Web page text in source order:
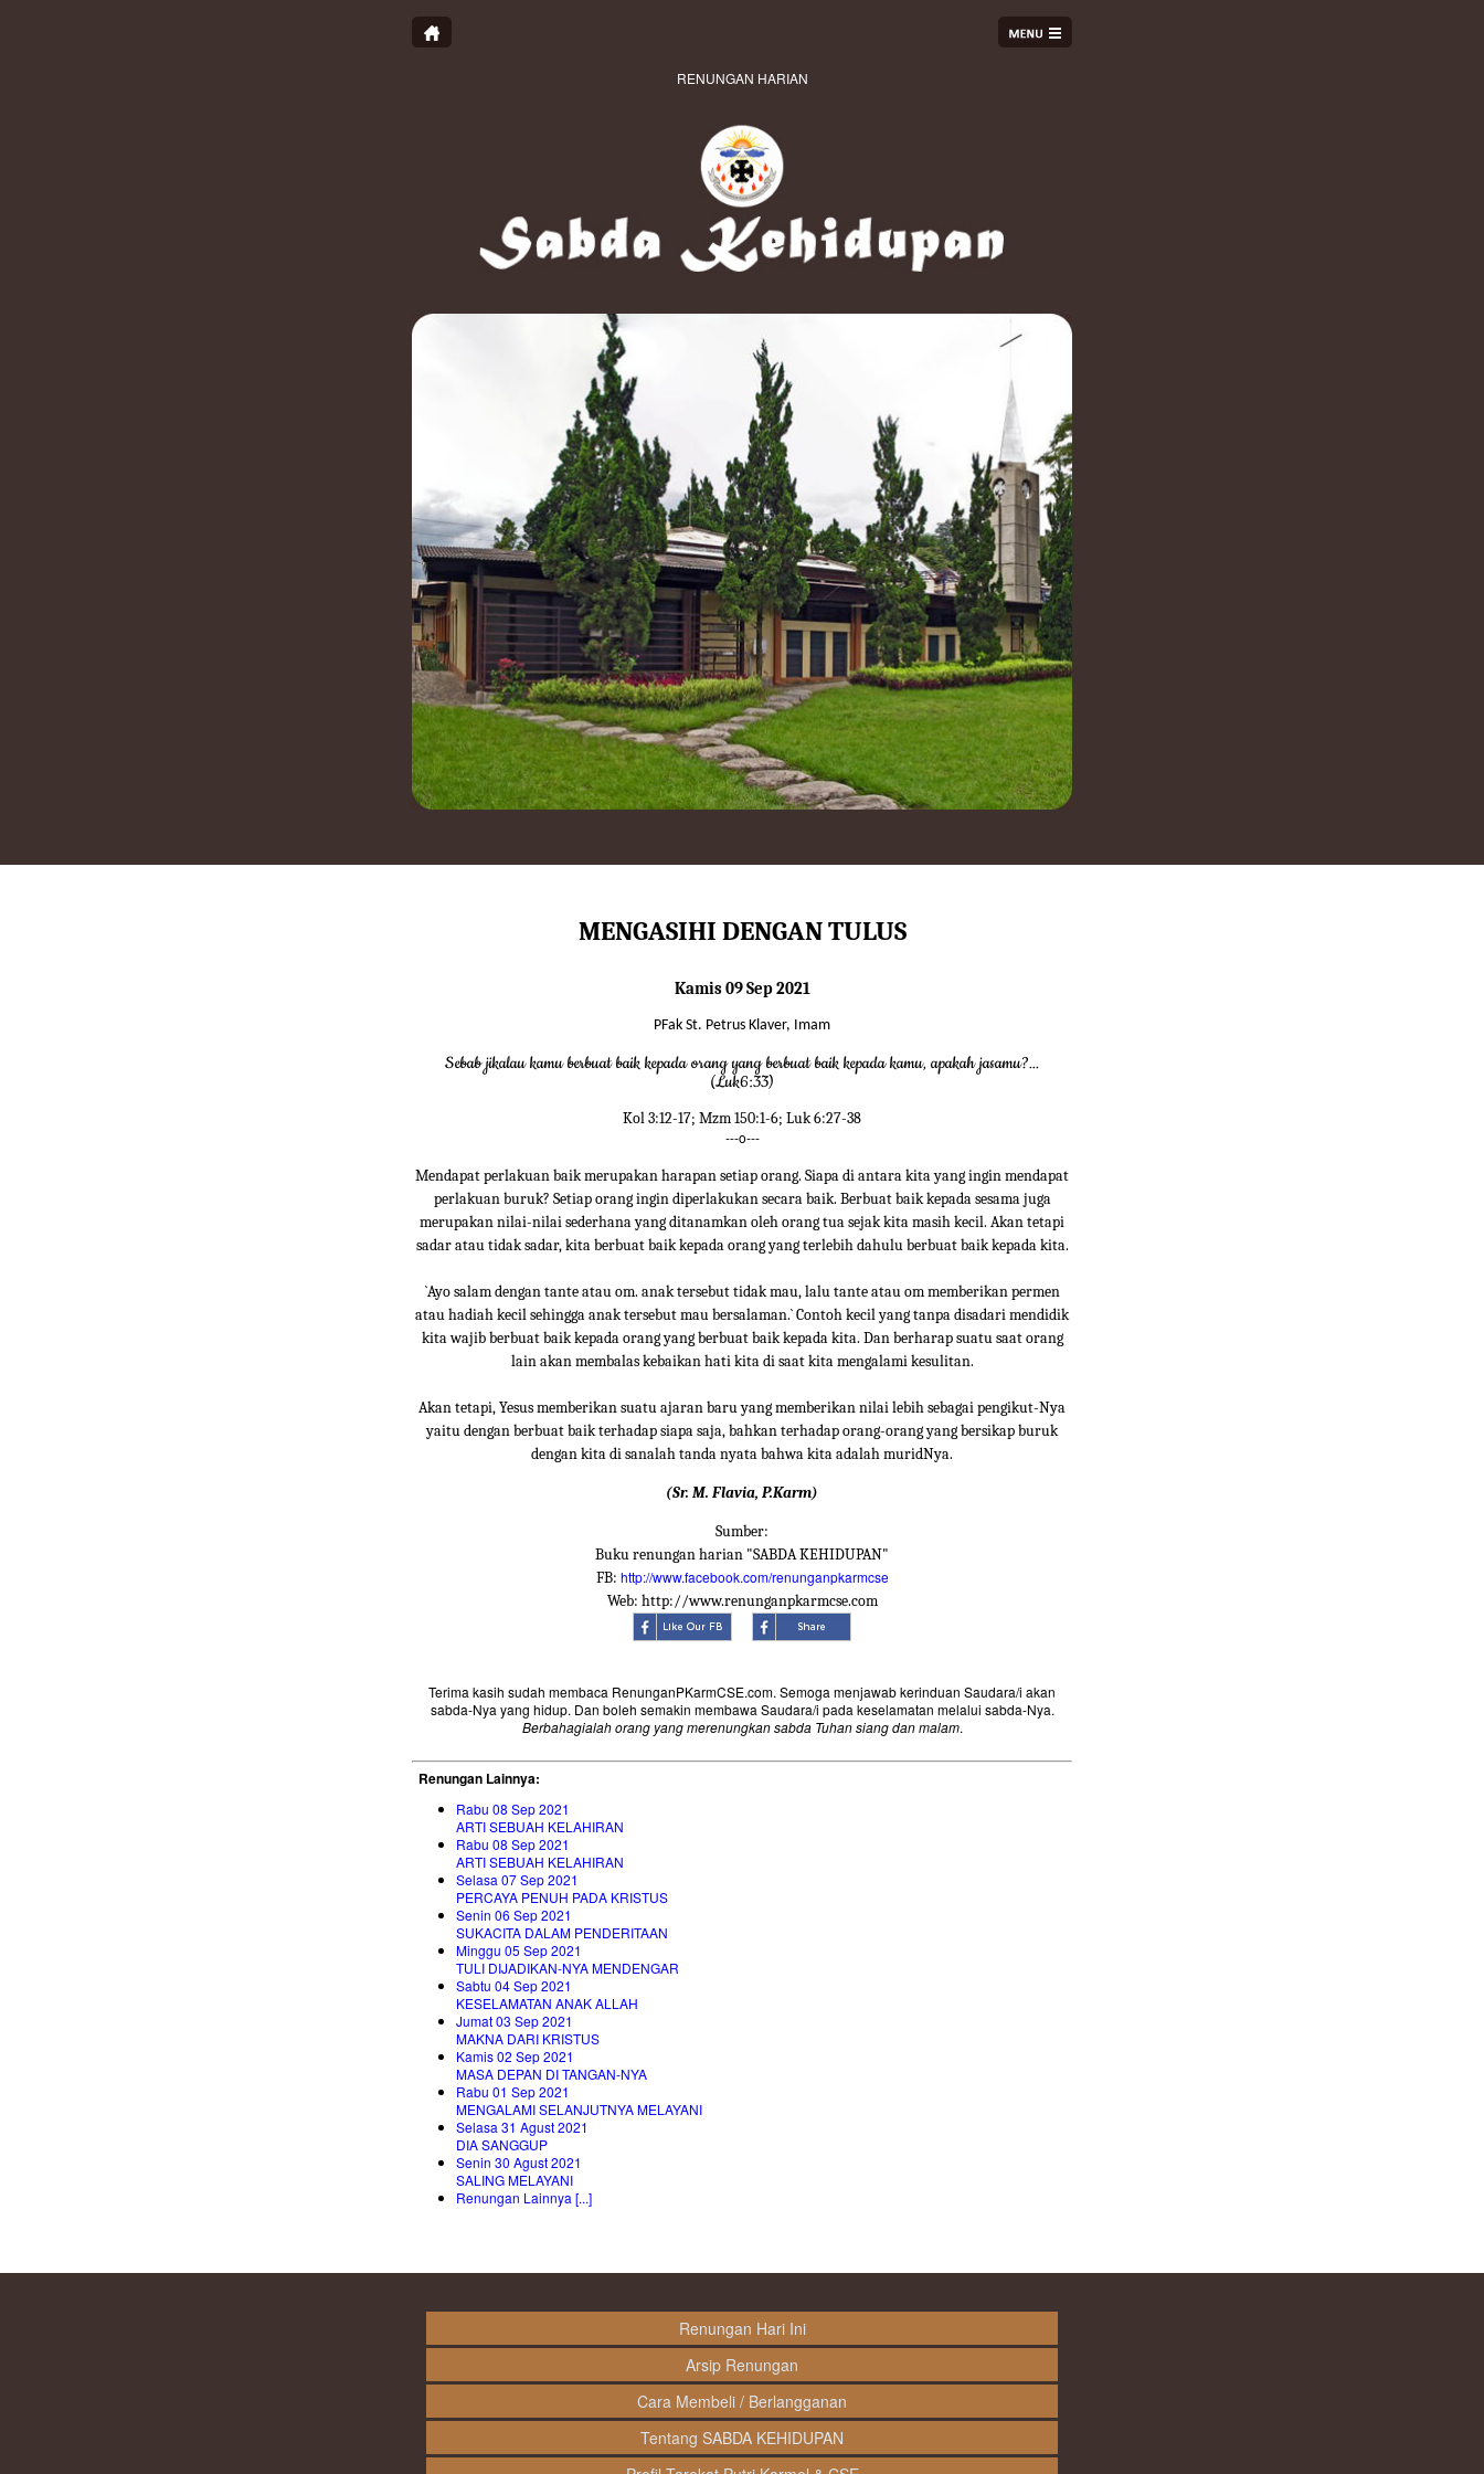
RENUNGAN HARIAN
MENGASIHI DENGAN TULUS
Kamis 09 Sep 2021
PFak St. Petrus Klaver, Imam
Sebab jikalau kamu berbuat baik kepada orang yang berbuat baik kepada kamu, apakah jasamu?...
(Luk6:33)
Kol 3:12-17; Mzm 150:1-6; Luk 6:27-38
---o---
Mendapat perlakuan baik merupakan harapan setiap orang. Siapa di antara kita yang ingin mendapat
perlakuan buruk? Setiap orang ingin diperlakukan secara baik. Berbuat baik kepada sesama juga
merupakan nilai-nilai sederhana yang ditanamkan oleh orang tua sejak kita masih kecil. Akan tetapi
sadar atau tidak sadar, kita berbuat baik kepada orang yang terlebih dahulu berbuat baik kepada kita.
`Ayo salam dengan tante atau om. anak tersebut tidak mau, lalu tante atau om memberikan permen
atau hadiah kecil sehingga anak tersebut mau bersalaman.` Contoh kecil yang tanpa disadari mendidik
kita wajib berbuat baik kepada orang yang berbuat baik kepada kita. Dan berharap suatu saat orang
lain akan membalas kebaikan hati kita di saat kita mengalami kesulitan.
Akan tetapi, Yesus memberikan suatu ajaran baru yang memberikan nilai lebih sebagai pengikut-Nya
yaitu dengan berbuat baik terhadap siapa saja, bahkan terhadap orang-orang yang bersikap buruk
dengan kita di sanalah tanda nyata bahwa kita adalah muridNya.
(Sr. M. Flavia, P.Karm)
Sumber:
Buku renungan harian "SABDA KEHIDUPAN"
FB: http://www.facebook.com/renunganpkarmcse
Web: http://www.renunganpkarmcse.com
Terima kasih sudah membaca RenunganPKarmCSE.com. Semoga menjawab kerinduan Saudara/i akan
sabda-Nya yang hidup. Dan boleh semakin membawa Saudara/i pada keselamatan melalui sabda-Nya.
Berbahagialah orang yang merenungkan sabda Tuhan siang dan malam.
Renungan Lainnya:
Rabu 08 Sep 2021
ARTI SEBUAH KELAHIRAN
Rabu 08 Sep 2021
ARTI SEBUAH KELAHIRAN
Selasa 07 Sep 2021
PERCAYA PENUH PADA KRISTUS
Senin 06 Sep 2021
SUKACITA DALAM PENDERITAAN
Minggu 05 Sep 2021
TULI DIJADIKAN-NYA MENDENGAR
Sabtu 04 Sep 2021
KESELAMATAN ANAK ALLAH
Jumat 03 Sep 2021
MAKNA DARI KRISTUS
Kamis 02 Sep 2021
MASA DEPAN DI TANGAN-NYA
Rabu 01 Sep 2021
MENGALAMI SELANJUTNYA MELAYANI
Selasa 31 Agust 2021
DIA SANGGUP
Senin 30 Agust 2021
SALING MELAYANI
Renungan Lainnya [...]
Renungan Hari Ini
Arsip Renungan
Cara Membeli / Berlangganan
Tentang SABDA KEHIDUPAN